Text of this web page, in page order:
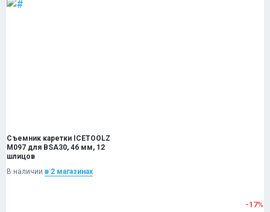
Съемник каретки ICETOOLZ
M097 для BSA30, 46 мм, 12
шлицов
В наличии в 2 магазинах
-17%